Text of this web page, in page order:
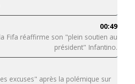
00:49
Fifa réaffirme son "plein soutien au
président" Infantino.
excuses" après la polémique sur